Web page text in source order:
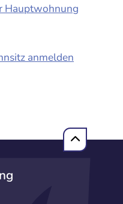
Hauptwohnung
anmelden